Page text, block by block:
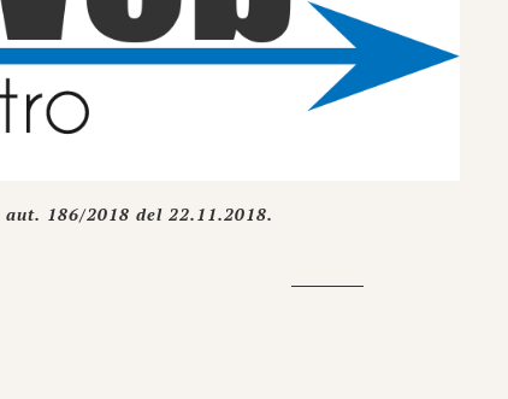
186/2018 del 22.11.2018.